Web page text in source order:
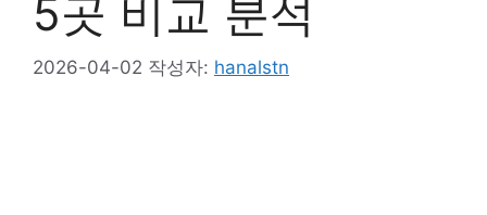
5곳 비교 분석
2026-04-02 작성자: hanalstn